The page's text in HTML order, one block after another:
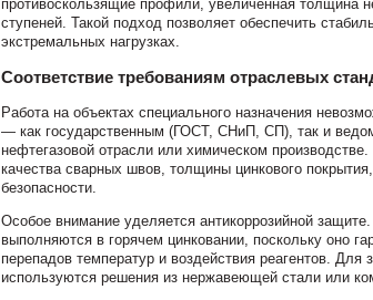
противоскользящие профили, увеличенная толщина
ступеней. Такой подход позволяет обеспечить
экстремальных нагрузках.
Соответствие требованиям отраслевых
Работа на объектах специального назначения
— как государственным (ГОСТ, СНиП, СП), так и
нефтегазовой отрасли или химическом
качества сварных швов, толщины цинкового
безопасности.
Особое внимание уделяется антикоррозийной
выполняются в горячем цинковании, поскольку оно
перепадов температур и воздействия реагентов.
используются решения из нержавеющей стали или